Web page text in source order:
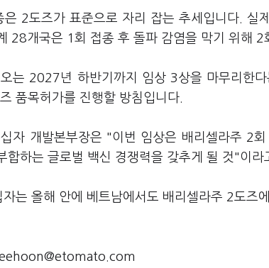
은 2도즈가 표준으로 자리 잡는 추세입니다. 실
28개국은 1회 접종 후 돌파 감염을 막기 위해 2
는 2027년 하반기까지 임상 3상을 마무리한
품목허가를 진행할 방침입니다.
자 개발본부장은 "이번 임상은 배리셀라주 2
합하는 글로벌 백신 경쟁력을 갖추게 될 것"이라
는 올해 안에 베트남에서도 배리셀라주 2도즈